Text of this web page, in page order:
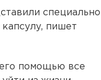
специально
пишет
помощью все